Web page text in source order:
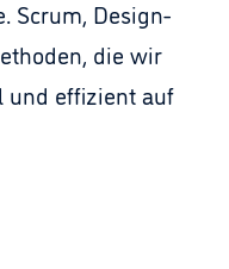
Scrum, Design-
die wir
und effizient auf